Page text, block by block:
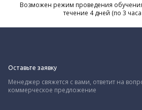
Возможен режим проведения
течение 4 дней (по 3
Оставьте заявку
Менеджер свяжется с вами, ответит на
коммерческое предложение